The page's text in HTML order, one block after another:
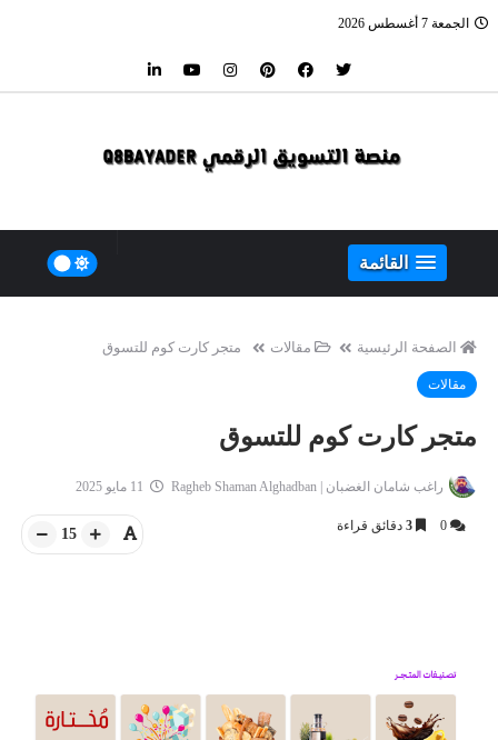
الجمعة 7 أغسطس 2026
القائمة
الصفحة الرئيسية مقالات متجر كارت كوم للتسوق
مقالات
متجر كارت كوم للتسوق
راغب شامان الغضبان | Ragheb Shaman Alghadban
0
3 دقائق قراءة 15